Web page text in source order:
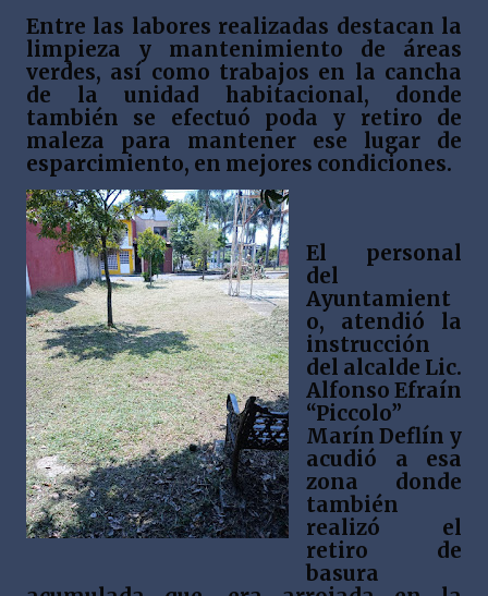
Entre las labores realizadas destacan la
limpieza y mantenimiento de áreas
verdes, así como trabajos en la cancha
de la unidad habitacional, donde
también se efectuó poda y retiro de
maleza para mantener ese lugar de
esparcimiento, en mejores condiciones.
El personal
del
Ayuntamient
o, atendió la
instrucción
del alcalde Lic.
Alfonso Efraín
“Piccolo”
Marín Deflín y
acudió a esa
zona donde
también
realizó el
retiro de
basura